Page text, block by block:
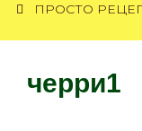
ПРОСТО
черри1